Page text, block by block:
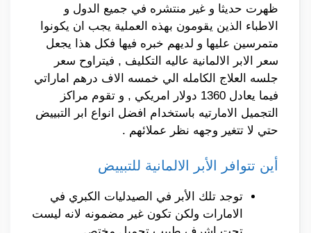
ظهرت حديثا و غير منتشره في جميع الدول و
الاطباء الذين يقومون بهذه العملية يجب ان يكونوا
متمرسين عليها و لديهم خبره فيها فكل هذا يجعل
سعر الابر الالمانية عاليه التكليف , فيتراوح سعر
جلسه العلاج الكامله الي خمسه الاف درهم اماراتي
فيما يعادل 1360 دولار امريكي , و تقوم مراكز
التجميل الامارتيه باستخدام افضل انواع ابر التبييض
حتي لا تتغير وجهه نظر عملائهم .
أين تتوافر الأبر الالمانية للتبييض
توجد تلك الأبر في الصيدليات الكبري في
الامارات ولكن تكون غير مضمونه لانه ليست